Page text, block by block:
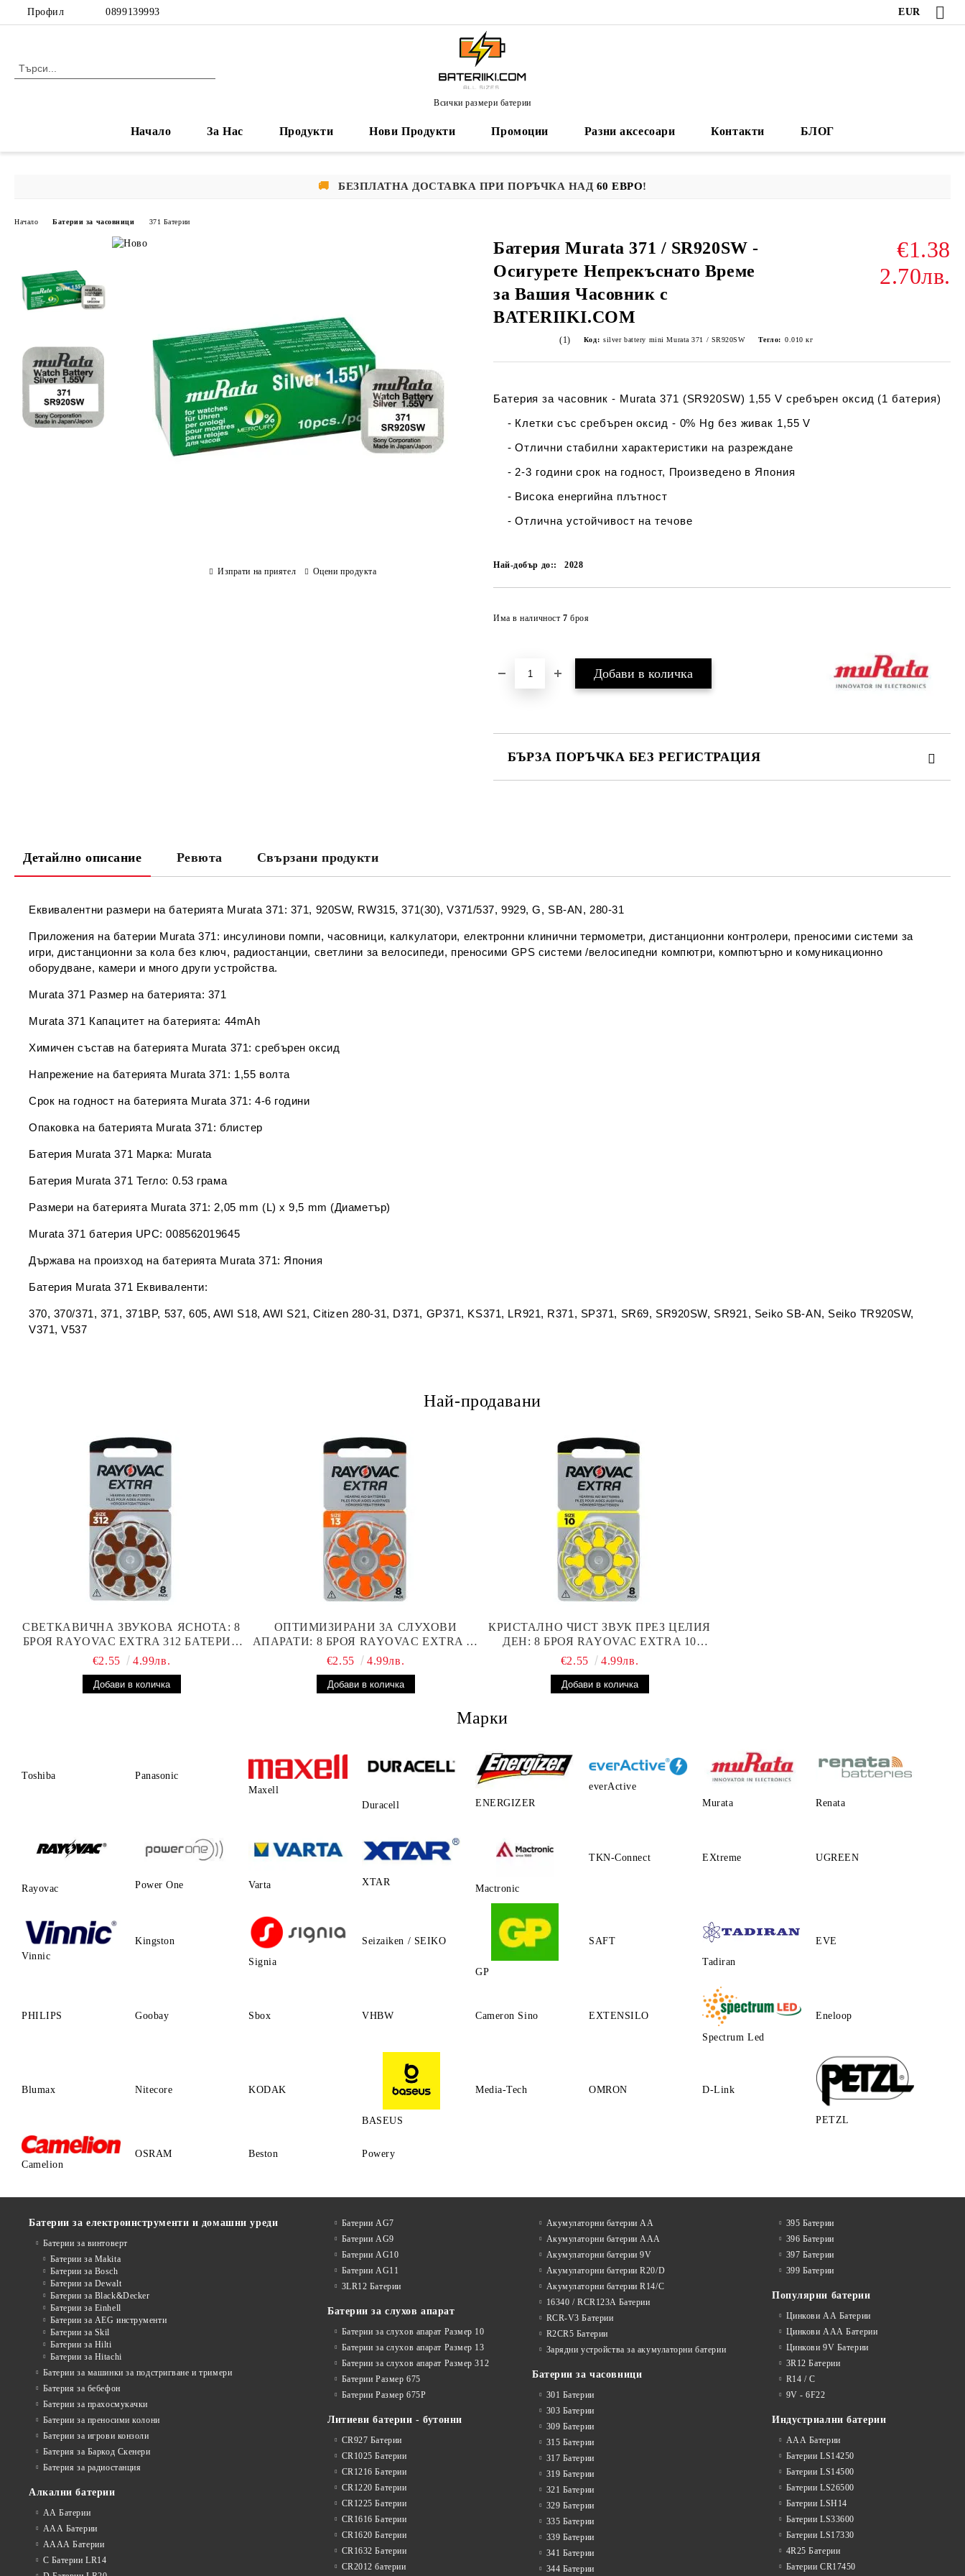
Профил 0899139993 EUR
Всички размери батерии
Начало За Нас Продукти Нови Продукти Промоции Разни аксесоари Контакти БЛОГ
🚚 БЕЗПЛАТНА ДОСТАВКА ПРИ ПОРЪЧКА НАД 60 ЕВРО!
Начало Батерии за часовници 371 Батерии
Батерия Murata 371 / SR920SW -
Осигурете Непрекъснато Време
за Вашия Часовник с
BATERIIKI.COM
€1.38
2.70лв.
(1) Код: silver battery mini Murata 371 / SR920SW Тегло: 0.010 кг
Батерия за часовник - Murata 371 (SR920SW) 1,55 V сребърен оксид (1 батерия)
- Клетки със сребърен оксид - 0% Hg без живак 1,55 V
- Отлични стабилни характеристики на разреждане
- 2-3 години срок на годност, Произведено в Япония
- Висока енергийна плътност
- Отлична устойчивост на течове
Най-добър до:: 2028
Има в наличност 7 броя
БЪРЗА ПОРЪЧКА БЕЗ РЕГИСТРАЦИЯ
Изпрати на приятел Оцени продукта
Детайлно описание Ревюта Свързани продукти
Еквивалентни размери на батерията Murata 371: 371, 920SW, RW315, 371(30), V371/537, 9929, G, SB-AN, 280-31
Приложения на батерии Murata 371: инсулинови помпи, часовници, калкулатори, електронни клинични термометри, дистанционни контролери, преносими системи за
игри, дистанционни за кола без ключ, радиостанции, светлини за велосипеди, преносими GPS системи /велосипедни компютри, компютърно и комуникационно
оборудване, камери и много други устройства.
Murata 371 Размер на батерията: 371
Murata 371 Капацитет на батерията: 44mAh
Химичен състав на батерията Murata 371: сребърен оксид
Напрежение на батерията Murata 371: 1,55 волта
Срок на годност на батерията Murata 371: 4-6 години
Опаковка на батерията Murata 371: блистер
Батерия Murata 371 Марка: Murata
Батерия Murata 371 Тегло: 0.53 грама
Размери на батерията Murata 371: 2,05 mm (L) x 9,5 mm (Диаметър)
Murata 371 батерия UPC: 008562019645
Държава на произход на батерията Murata 371: Япония
Батерия Murata 371 Еквиваленти:
370, 370/371, 371, 371BP, 537, 605, AWI S18, AWI S21, Citizen 280-31, D371, GP371, KS371, LR921, R371, SP371, SR69, SR920SW, SR921, Seiko SB-AN, Seiko TR920SW,
V371, V537
Най-продавани
СВЕТКАВИЧНА ЗВУКОВА ЯСНОТА: 8
БРОЯ RAYOVAC EXTRA 312 БАТЕРИИ
ЗА СЛУХОВ АПАРАТ С НАЙ-ДОБРАТА
€2.55 4.99лв.
ОПТИМИЗИРАНИ ЗА СЛУХОВИ
АПАРАТИ: 8 БРОЯ RAYOVAC EXTRA 13
БАТЕРИИ С ВИСОКА
€2.55 4.99лв.
КРИСТАЛНО ЧИСТ ЗВУК ПРЕЗ ЦЕЛИЯ
ДЕН: 8 БРОЯ RAYOVAC EXTRA 10
БАТЕРИИ ЗА СЛУХОВ АПАРАТ
€2.55 4.99лв.
Марки
Toshiba
Panasonic
Maxell
Duracell
ENERGIZER
everActive
Murata
Renata
Rayovac Power One Varta XTAR
Mactronic
TKN-Connect EXtreme UGREEN
Vinnic
Kingston
Signia
Seizaiken / SEIKO
GP
SAFT
Tadiran
EVE
PHILIPS Goobay Sbox VHBW Cameron Sino EXTENSILO
Spectrum Led
Eneloop
Blumax Nitecore KODAK
BASEUS
Media-Tech OMRON D-Link
PETZL
Camelion
OSRAM Beston Powery
Батерии за електроинструменти и домашни уреди
Батерии за винтоверт
Батерии за Makita
Батерии за Bosch
Батерии за Dewalt
Батерии за Black&Decker
Батерии за Einhell
Батерии за AEG инструменти
Батерии за Skil
Батерии за Hilti
Батерии за Hitachi
Батерии за машинки за подстригване и тримери
Батерия за бебефон
Батерии за прахосмукачки
Батерии за преносими колони
Батерии за игрови конзоли
Батерия за Баркод Скенери
Батерия за радиостанция
Алкални батерии
АА Батерии
ААА Батерии
АААА Батерии
C Батерии LR14
Батерии AG7
Батерии AG9
Батерии AG10
Батерии AG11
3LR12 Батерии
Батерии за слухов апарат
Батерии за слухов апарат Размер 10
Батерии за слухов апарат Размер 13
Батерии за слухов апарат Размер 312
Батерии Размер 675
Батерии Размер 675P
Литиеви батерии - бутонни
CR927 Батерии
CR1025 Батерии
CR1216 Батерии
CR1220 Батерии
CR1225 Батерии
CR1616 Батерии
CR1620 Батерии
CR1632 Батерии
CR2012 батерии
Акумулаторни батерии АА
Акумулаторни батерии AAA
Акумулаторни батерии 9V
Акумулаторни батерии R20/D
Акумулаторни батерии R14/C
16340 / RCR123A Батерии
RCR-V3 Батерии
R2CR5 Батерии
Зарядни устройства за акумулаторни батерии
Батерии за часовници
301 Батерии
303 Батерии
309 Батерии
315 Батерии
317 Батерии
319 Батерии
321 Батерии
329 Батерии
335 Батерии
339 Батерии
341 Батерии
344 Батерии
395 Батерии
396 Батерии
397 Батерии
399 Батерии
Популярни батерии
Цинкови АА Батерии
Цинкови ААА Батерии
Цинкови 9V Батерии
3R12 Батерии
R14 / C
9V - 6F22
Индустриални батерии
ААА Батерии
Батерии LS14250
Батерии LS14500
Батерии LS26500
Батерии LSH14
Батерии LS33600
Батерии LS17330
4R25 Батерии
Батерии CR17450